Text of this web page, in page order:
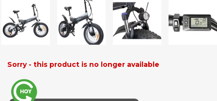
Sorry - this product is no longer available